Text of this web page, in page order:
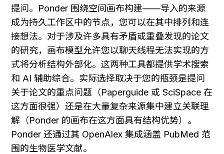
提问。Ponder 围绕空间画布构建——导入的来源
成为持久工作区中的节点，您可以在其中排列和连
接想法。对于涉及许多具有矛盾或重叠发现的论文
的研究，画布模型允许您以聊天线程无法实现的方
式将分析结构外部化。这两种工具都提供学术搜索
和 AI 辅助综合。实际选择取决于您的瓶颈是提问
关于论文的重点问题（Paperguide 或 SciSpace 在
这方面很强）还是在大量复杂来源集中建立关联理
解（Ponder 的画布在这方面具有结构优势）。
Ponder 还通过其 OpenAlex 集成涵盖 PubMed 范
围的生物医学文献。